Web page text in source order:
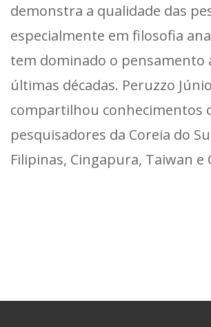
demonstra a qualidade das
especialmente em filosofia
tem dominado o pensamento
últimas décadas. Peruzzo
compartilhou conhecimentos
pesquisadores da Coreia do
Filipinas, Cingapura, Taiwan e